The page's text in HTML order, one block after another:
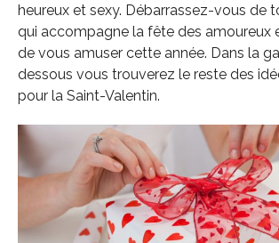
heureux et sexy. Débarrassez-vous de
qui accompagne la fête des amoureux
de vous amuser cette année. Dans la
dessous vous trouverez le reste des
pour la Saint-Valentin.